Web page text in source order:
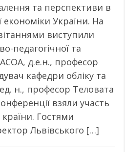
та перспективи в
економіки України. На
виступили
педагогічної та
д.е.н., професор
кафедри обліку та
н., професор Теловата
взяли участь
країни. Гостями
Львівського […]